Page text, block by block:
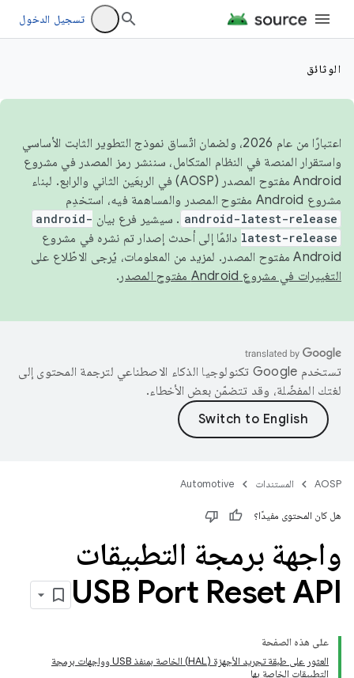
تسجيل الدخول
الوثائق
اعتبارًا من عام 2026، ولضمان اتّساق نموذج التطوير الثابت الأساسي
واستقرار المنصة في النظام المتكامل، سننشر رمز المصدر في مشروع
Android مفتوح المصدر (AOSP) في الربعَين الثاني والرابع. لبناء
مشروع Android مفتوح المصدر والمساهمة فيه، استخدِم
android-latest-release . سيشير فرع بيان android-
latest-release دائمًا إلى أحدث إصدار تم نشره في مشروع
Android مفتوح المصدر. لمزيد من المعلومات، يُرجى الاطّلاع على
التغييرات في مشروع Android مفتوح المصدر
.
تستخدم Google تكنولوجيا الذكاء الاصطناعي لترجمة المحتوى إلى
لغتك المفضّلة، وقد تتضمّن بعض الأخطاء.
AOSP المستندات Automotive
هل كان المحتوى مفيدًا؟
واجهة برمجة التطبيقات
USB Port Reset API
على هذه الصفحة
العثور على طبقة تجريد الأجهزة (HAL) الخاصة بمنفذ USB وواجهات برمجة
التطبيقات الخاصة بها